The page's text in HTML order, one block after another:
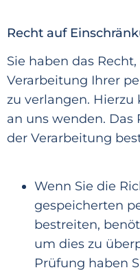
Recht auf
Sie haben das
Verarbeitung Ihrer
zu verlangen. Hierzu
an uns wenden. Das
der Verarbeitung
Wenn Sie die
gespeicherten
bestreiten,
um dies zu
Prüfung haben